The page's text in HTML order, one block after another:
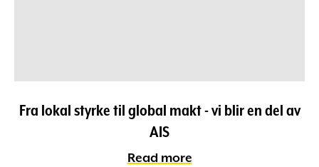
Fra lokal styrke til global makt - vi blir en del av
AIS
Read more